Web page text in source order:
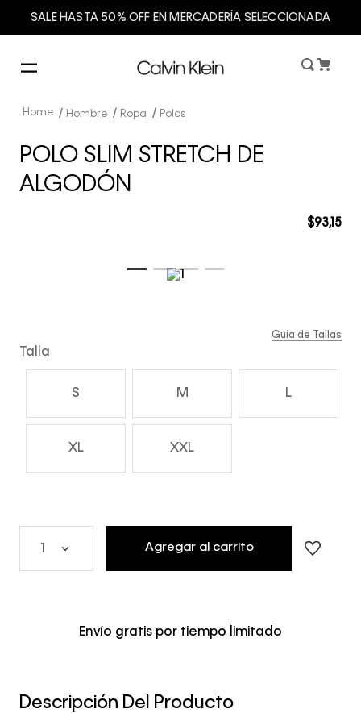
SALE HASTA 50% OFF EN MERCADERÍA SELECCIONADA
Hombre Ropa Polos
POLO SLIM STRETCH DE
ALGODÓN
$93,15
Talla
S M L
XL XXL
Guía de Tallas
Agregar al carrito
Envío gratis por tiempo limitado
Descripción Del Producto